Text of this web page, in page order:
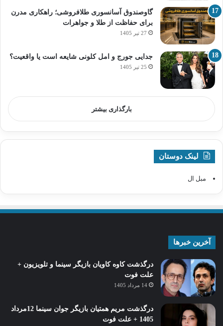
گاوصندوق آسانسوری طلافروشی؛ راهکاری مدرن
برای حفاظت از طلا و جواهرات
27 تیر 1405
جدایی جورج و امل کلونی شایعه است یا واقعیت؟
25 تیر 1405
بارگذاری بیشتر
لینک دوستان
مبل ال
آخرین خبرها
درگذشت کاوه کاویان بازیگر سینما و تلویزیون +
علت فوت
14 مرداد 1405
درگذشت مریم همتیان بازیگر جوان سینما 12مرداد
1405 + علت فوت